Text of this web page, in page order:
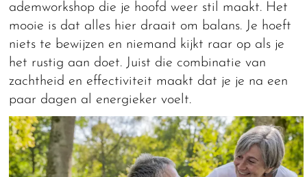
ademworkshop die je hoofd weer stil maakt. Het
mooie is dat alles hier draait om balans. Je hoeft
niets te bewijzen en niemand kijkt raar op als je
het rustig aan doet. Juist die combinatie van
zachtheid en effectiviteit maakt dat je je na een
paar dagen al energieker voelt.